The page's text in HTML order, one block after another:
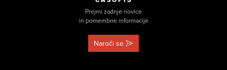
Prejmi zadnje novice
in pomembne informacije
Naroči se